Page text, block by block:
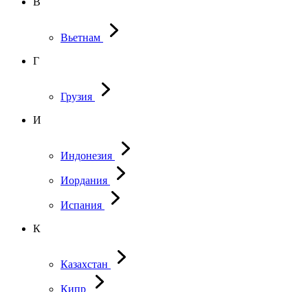
Вьетнам
Г
Грузия
И
Индонезия
Иордания
Испания
К
Казахстан
Кипр